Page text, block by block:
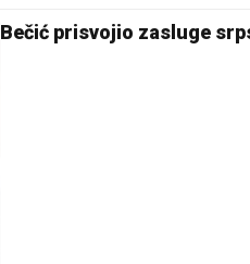
Bečić prisvojio zasluge